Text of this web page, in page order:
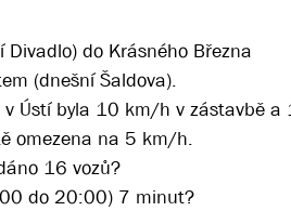
do Krásného Března
(dnešní Šaldova).
Ústí byla 10 km/h v zástavbě
omezena na 5 km/h.
16 vozů?
do 20:00) 7 minut?